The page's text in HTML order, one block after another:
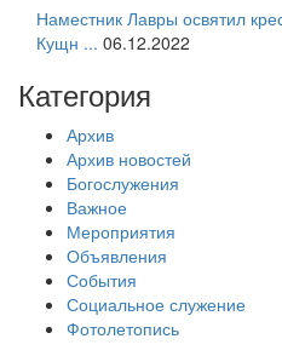
Наместник Лавры освятил
Кущн ... 06.12.2022
Категория
Архив
Архив новостей
Богослужения
Важное
Мероприятия
Объявления
События
Социальное служение
Фотолетопись